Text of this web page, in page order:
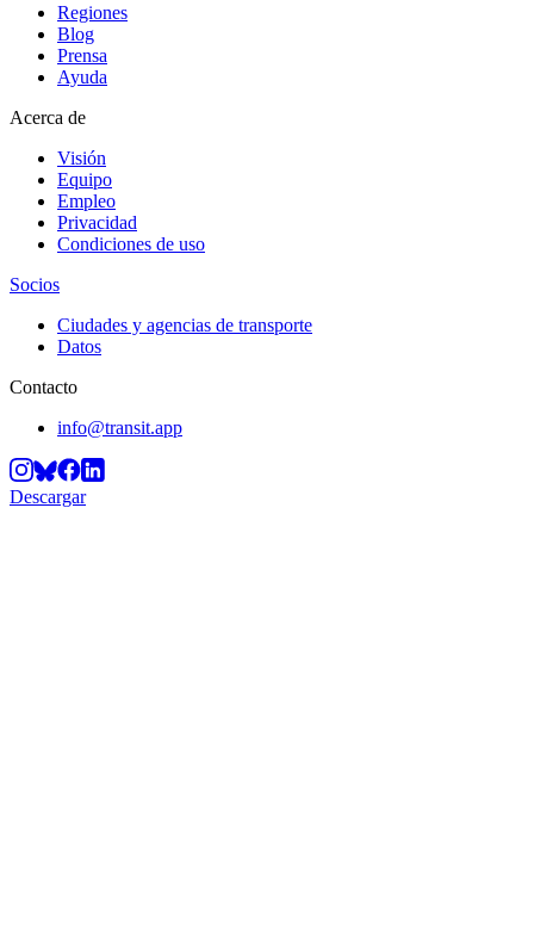
Regiones
Blog
Prensa
Ayuda
Acerca de
Visión
Equipo
Empleo
Privacidad
Condiciones de uso
Socios
Ciudades y agencias de transporte
Datos
Contacto
info@transit.app
Descargar